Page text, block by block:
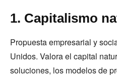
1. Capitalismo
Propuesta empresarial y
Unidos. Valora el capital
soluciones, los modelos de